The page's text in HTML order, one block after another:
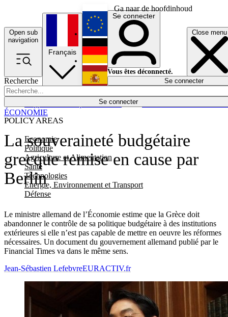
Ga naar de hoofdinhoud
Open sub
navigation
Close menu
Recherche
Se connecter
POLICY AREAS
Economie
Politique
Agriculture et Alimentation
Santé
Technologies
Energie, Environnement et Transport
Défense
Économie
Français
English
Deutsch
Español
Se connecter
Vous êtes déconnecté.
Se connecter
La souveraineté budgétaire
grecque remise en cause par
Berlin
Le ministre allemand de l’Économie estime que la Grèce doit
abandonner le contrôle de sa politique budgétaire à des institutions
extérieures si elle n’est pas capable de mettre en oeuvre les réformes
nécessaires. Un document du gouvernement allemand publié par le
Financial Times va dans le même sens.
ÉCONOMIE
Jean-Sébastien LefebvreEURACTIV.fr